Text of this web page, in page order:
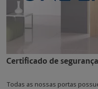
Certificado de segurança
Todas as nossas portas